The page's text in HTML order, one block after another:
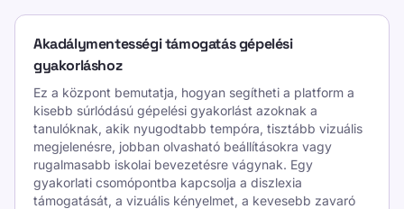
Akadálymentességi támogatás gépelési
gyakorláshoz
Ez a központ bemutatja, hogyan segítheti a platform a
kisebb súrlódású gépelési gyakorlást azoknak a
tanulóknak, akik nyugodtabb tempóra, tisztább vizuális
megjelenésre, jobban olvasható beállításokra vagy
rugalmasabb iskolai bevezetésre vágynak. Egy
gyakorlati csomópontba kapcsolja a diszlexia
támogatását, a vizuális kényelmet, a kevesebb zavaró